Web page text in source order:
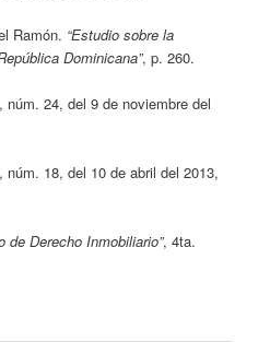
Ramón. “Estudio sobre la
Dominicana”, p. 260.
24, del 9 de noviembre del
18, del 10 de abril del 2013,
de Derecho Inmobiliario”, 4ta.